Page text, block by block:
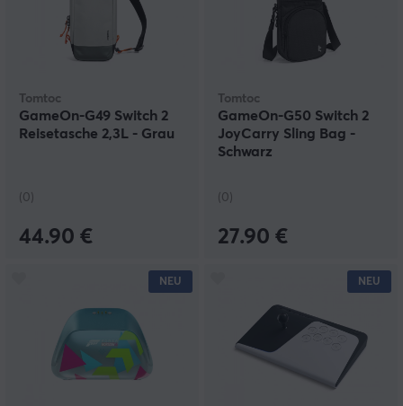
Tomtoc
GameOn-G49 Switch 2
Reisetasche 2,3L - Grau
(0)
44.90 €
Tomtoc
GameOn-G50 Switch 2
JoyCarry Sling Bag -
Schwarz
(0)
27.90 €
NEU NEU